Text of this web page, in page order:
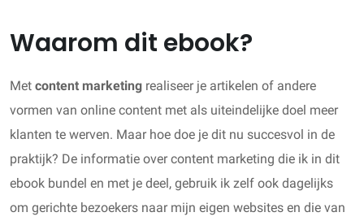
Waarom dit ebook?
Met content marketing realiseer je artikelen of andere
vormen van online content met als uiteindelijke doel meer
klanten te werven. Maar hoe doe je dit nu succesvol in de
praktijk? De informatie over content marketing die ik in dit
ebook bundel en met je deel, gebruik ik zelf ook dagelijks
om gerichte bezoekers naar mijn eigen websites en die van